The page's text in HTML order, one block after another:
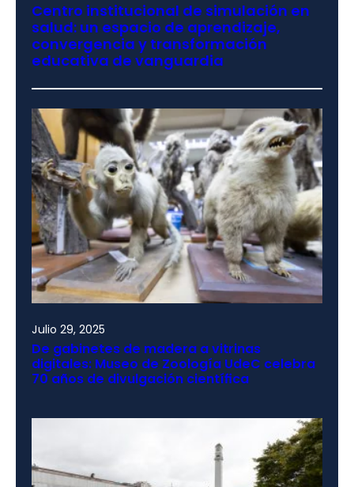
Centro institucional de simulación en
salud: un espacio de aprendizaje,
convergencia y transformación
educativa de vanguardia
Julio 29, 2025
De gabinetes de madera a vitrinas
digitales: Museo de Zoología UdeC celebra
70 años de divulgación científica